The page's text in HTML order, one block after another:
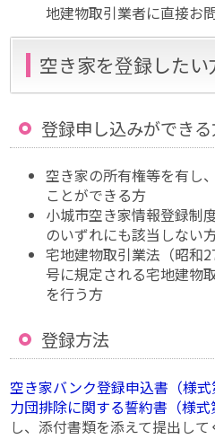
地建物取引業者に直接お
空き家を登録したい
登録申し込みができ
空き家の所有権等を有し
ことができる方
小城市空き家情報登録制
のいずれにも該当しない
宅地建物取引業法（昭和
号に規定される宅地建物
を行う方
登録方法
空き家バンク登録申込書（様式
力団排除に関する誓約書（様式
し、添付書類を添えて提出して